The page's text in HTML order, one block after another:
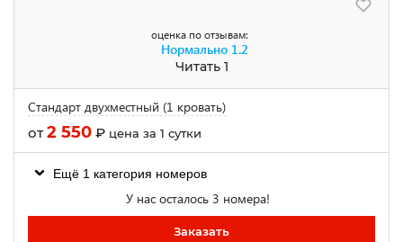
оценка по отзывам:
Нормально 1.2
Читать 1
Стандарт двухместный (1 кровать)
от2 550 ₽ цена за 1 сутки
Ещё 1 категория номеров
У нас осталось 3 номера!
Заказать